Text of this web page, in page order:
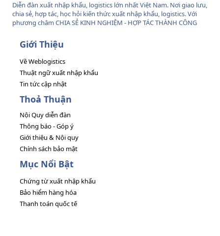
Diễn đàn xuất nhập khẩu, logistics lớn nhất Việt Nam. Nơi giao lưu,
chia sẻ, hợp tác, học hỏi kiến thức xuất nhập khẩu, logistics. Với
phương châm CHIA SẺ KINH NGHIỆM - HỢP TÁC THÀNH CÔNG
Giới Thiệu
Về Weblogistics
Thuật ngữ xuất nhập khẩu
Tin tức cập nhật
Thoả Thuận
Nội Quy diễn đàn
Thông báo - Góp ý
Giới thiệu & Nội quy
Chính sách bảo mật
Mục Nổi Bật
Chứng từ xuất nhập khẩu
Bảo hiểm hàng hóa
Thanh toán quốc tế